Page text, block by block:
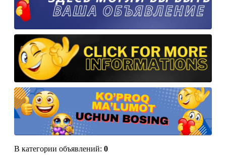
В категории объявлений: 0